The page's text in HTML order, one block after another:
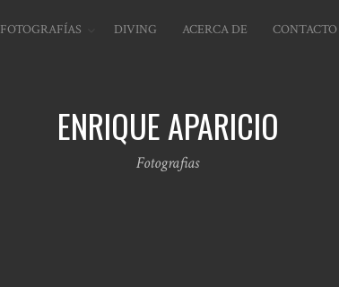
FOTOGRAFÍAS DIVING ACERCA DE CONTACTO
ENRIQUE APARICIO
Fotografias